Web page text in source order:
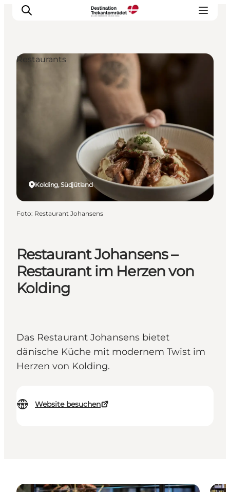
LEGOLAND® Billund Resort
Städte
Erlebnisse
Unterkünfte
Reiseplanung
Tickets
Restaurant Johansens –
Restaurant im Herzen von
Kolding
Das Restaurant Johansens bietet
dänische Küche mit modernem Twist im
Herzen von Kolding.
Website besuchen
Kolding, Südjütland
Restaurants
Foto: Restaurant Johansens